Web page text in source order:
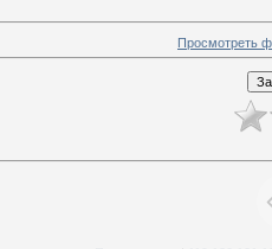
Просмотреть